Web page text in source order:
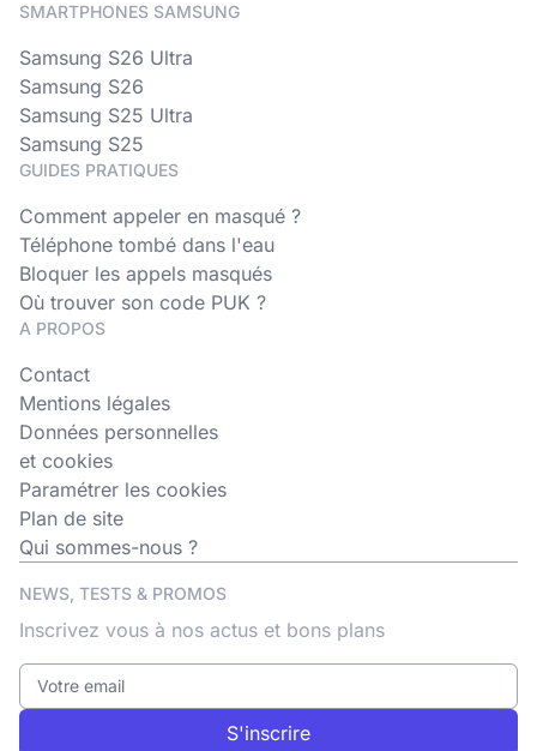
SMARTPHONES SAMSUNG
Samsung S26 Ultra
Samsung S26
Samsung S25 Ultra
Samsung S25
GUIDES PRATIQUES
Comment appeler en masqué ?
Téléphone tombé dans l'eau
Bloquer les appels masqués
Où trouver son code PUK ?
A PROPOS
Contact
Mentions légales
Données personnelles
et cookies
Paramétrer les cookies
Plan de site
Qui sommes-nous ?
NEWS, TESTS & PROMOS
Inscrivez vous à nos actus et bons plans
S'inscrire